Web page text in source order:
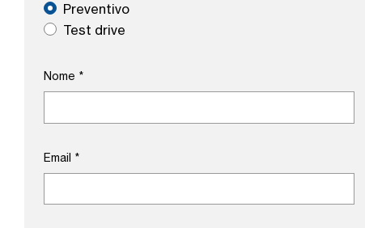
Preventivo
Test drive
Nome *
Email *